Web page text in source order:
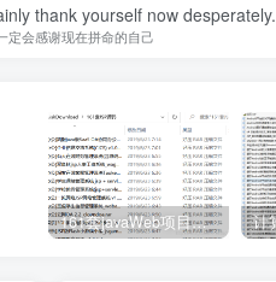
thank yourself now desperately.
定会感谢现在拼命的自己
161套javaWeb项目源码免费分享